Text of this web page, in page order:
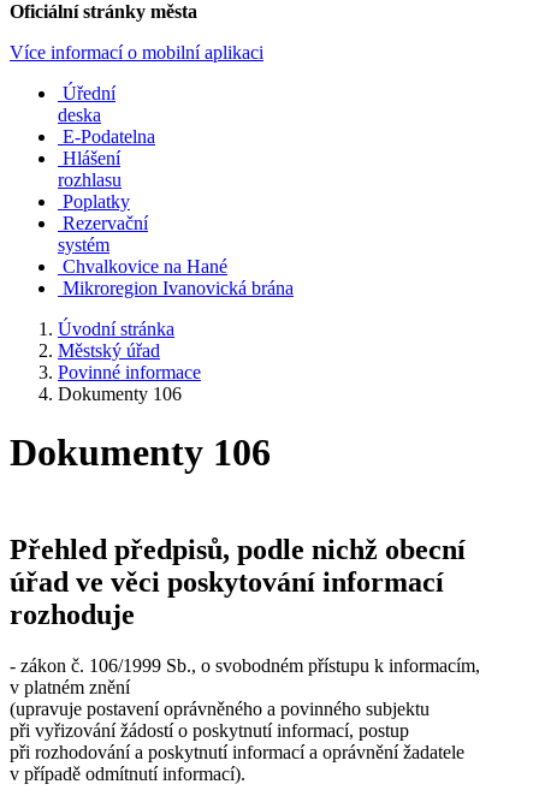
Oficiální stránky města
Více informací o mobilní aplikaci
Úřední
deska
E-Podatelna
Hlášení
rozhlasu
Poplatky
Rezervační
systém
Chvalkovice na Hané
Mikroregion Ivanovická brána
Úvodní stránka
Městský úřad
Povinné informace
Dokumenty 106
Dokumenty 106
Přehled předpisů, podle nichž obecní
úřad ve věci poskytování informací
rozhoduje
- zákon č. 106/1999 Sb., o svobodném přístupu k informacím,
v platném znění
(upravuje postavení oprávněného a povinného subjektu
při vyřizování žádostí o poskytnutí informací, postup
při rozhodování a poskytnutí informací a oprávnění žadatele
v případě odmítnutí informací).